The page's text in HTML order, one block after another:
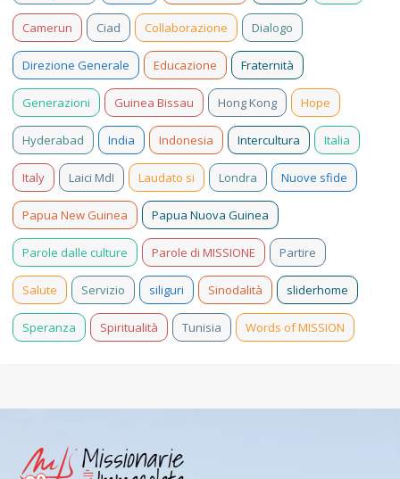
Camerun Ciad Collaborazione Dialogo
Direzione Generale Educazione Fraternità
Generazioni Guinea Bissau Hong Kong Hope
Hyderabad India Indonesia Intercultura Italia
Italy Laici MdI Laudato si Londra Nuove sfide
Papua New Guinea Papua Nuova Guinea
Parole dalle culture Parole di MISSIONE Partire
Salute Servizio siliguri Sinodalità sliderhome
Speranza Spiritualità Tunisia Words of MISSION